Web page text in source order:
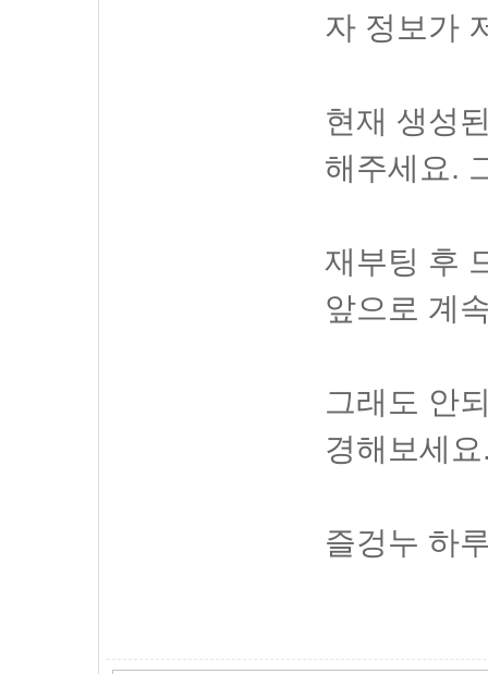
자 정보가
현재 생성
해주세요.
재부팅 후
앞으로 계
그래도 안
경해보세
즐겅누 하